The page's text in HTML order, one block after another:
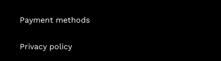
Payment methods
Privacy policy